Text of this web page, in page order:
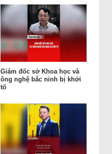
Giám đốc sở Khoa học và
ông nghệ bắc ninh bị khởi
tố